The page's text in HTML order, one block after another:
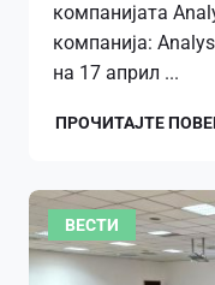
компанијата
компанија:
на 17 април ...
ПРОЧИТАЈТЕ
ВЕСТИ